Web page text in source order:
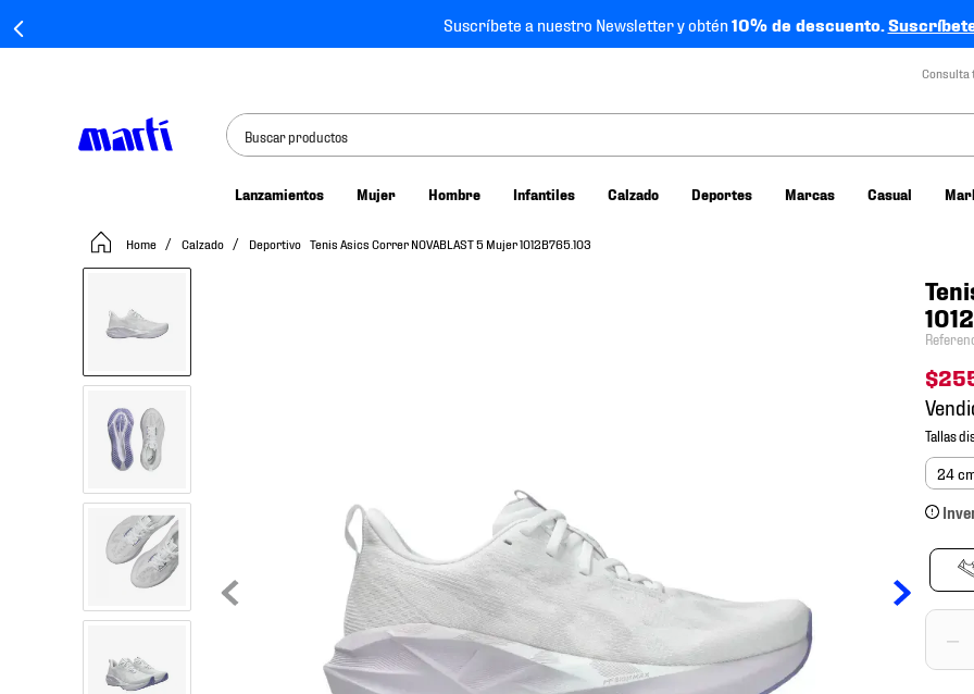
Suscríbete a nuestro Newsletter y obtén10% de descuento.
Consulta
Buscar productos
Lanzamientos Mujer Hombre Infantiles Calzado Deportes Marcas Casual
Calzado Deportivo Tenis Asics Correr NOVABLAST 5 Mujer 1012B765.103
$
24
－
tenis mujer
tenis niño